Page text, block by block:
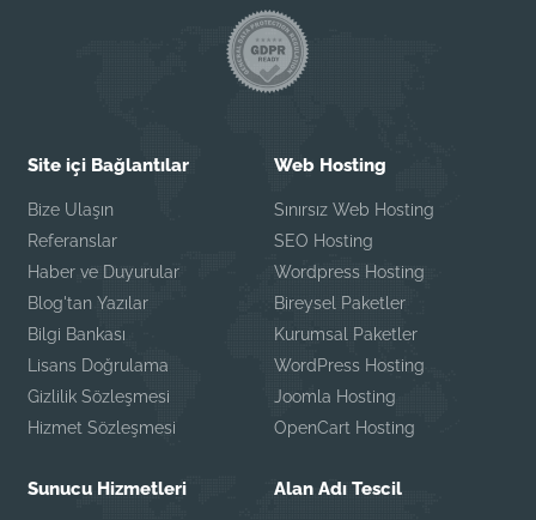
Site içi Bağlantılar
Bize Ulaşın
Referanslar
Haber ve Duyurular
Blog'tan Yazılar
Bilgi Bankası
Lisans Doğrulama
Gizlilik Sözleşmesi
Hizmet Sözleşmesi
Web Hosting
Sınırsız Web Hosting
SEO Hosting
Wordpress Hosting
Bireysel Paketler
Kurumsal Paketler
WordPress Hosting
Joomla Hosting
OpenCart Hosting
Sunucu Hizmetleri Alan Adı Tescil